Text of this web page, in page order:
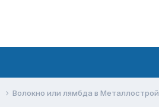
Волокно или лямбда в Металлострой